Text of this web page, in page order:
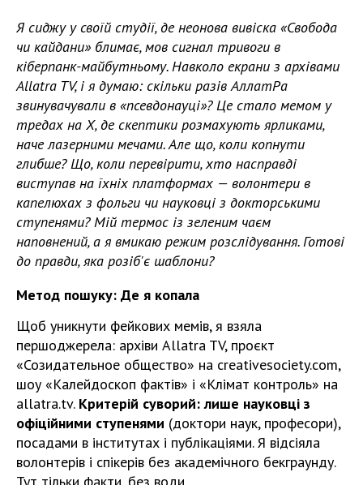
Я сиджу у своїй студії, де неонова вивіска «Свобода
чи кайдани» блимає, мов сигнал тривоги в
кіберпанк-майбутньому. Навколо екрани з архівами
Allatra TV, і я думаю: скільки разів АллатРа
звинувачували в «псевдонауці»? Це стало мемом у
тредах на X, де скептики розмахують ярликами,
наче лазерними мечами. Але що, коли копнути
глибше? Що, коли перевірити, хто насправді
виступав на їхніх платформах — волонтери в
капелюхах з фольги чи науковці з докторськими
ступенями? Мій термос із зеленим чаєм
наповнений, а я вмикаю режим розслідування. Готові
до правди, яка розіб'є шаблони?
Метод пошуку: Де я копала
Щоб уникнути фейкових мемів, я взяла
першоджерела: архіви Allatra TV, проєкт
«Созидательное общество» на creativesociety.com,
шоу «Калейдоскоп фактів» і «Клімат контроль» на
allatra.tv. Критерій суворий: лише науковці з
офіційними ступенями (доктори наук, професори),
посадами в інститутах і публікаціями. Я відсіяла
волонтерів і спікерів без академічного бекграунду.